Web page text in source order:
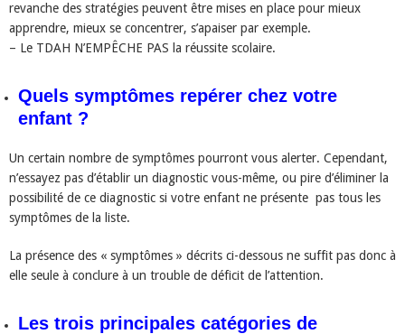
revanche des stratégies peuvent être mises en place pour mieux
apprendre, mieux se concentrer, s’apaiser par exemple.
– Le TDAH N’EMPÊCHE PAS la réussite scolaire.
Quels symptômes repérer chez votre
enfant ?
Un certain nombre de symptômes pourront vous alerter. Cependant,
n’essayez pas d’établir un diagnostic vous-même, ou pire d’éliminer la
possibilité de ce diagnostic si votre enfant ne présente pas tous les
symptômes de la liste.
La présence des « symptômes » décrits ci-dessous ne suffit pas donc à
elle seule à conclure à un trouble de déficit de l’attention.
Les trois principales catégories de